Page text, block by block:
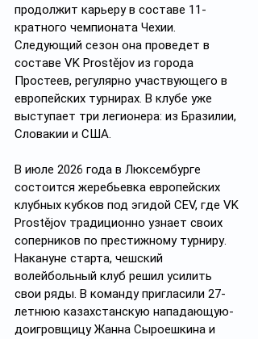
продолжит карьеру в составе 11-
кратного чемпионата Чехии.
Следующий сезон она проведет в
составе VK Prostějov из города
Простеев, регулярно участвующего в
европейских турнирах. В клубе уже
выступает три легионера: из Бразилии,
Словакии и США.
В июле 2026 года в Люксембурге
состоится жеребьевка европейских
клубных кубков под эгидой CEV, где VK
Prostějov традиционно узнает своих
соперников по престижному турниру.
Накануне старта, чешский
волейбольный клуб решил усилить
свои ряды. В команду пригласили 27-
летнюю казахстанскую нападающую-
доигровщицу Жанна Сыроешкина и